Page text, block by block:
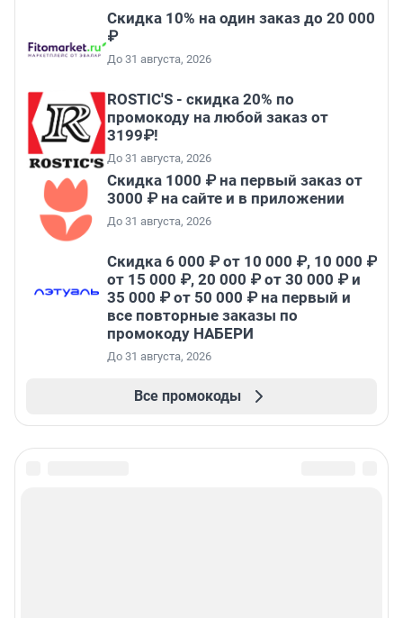
Скидка 10% на один заказ до 20 000
₽
До 31 августа, 2026
ROSTIC'S - скидка 20% по
промокоду на любой заказ от
3199₽!
До 31 августа, 2026
Скидка 1000 ₽ на первый заказ от
3000 ₽ на сайте и в приложении
До 31 августа, 2026
Скидка 6 000 ₽ от 10 000 ₽, 10 000 ₽
от 15 000 ₽, 20 000 ₽ от 30 000 ₽ и
35 000 ₽ от 50 000 ₽ на первый и
все повторные заказы по
промокоду НАБЕРИ
До 31 августа, 2026
Все промокоды